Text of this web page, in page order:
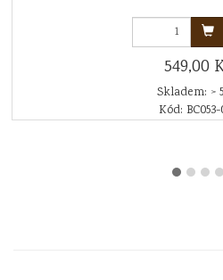
549,00
Skladem: >
Kód: BC053-